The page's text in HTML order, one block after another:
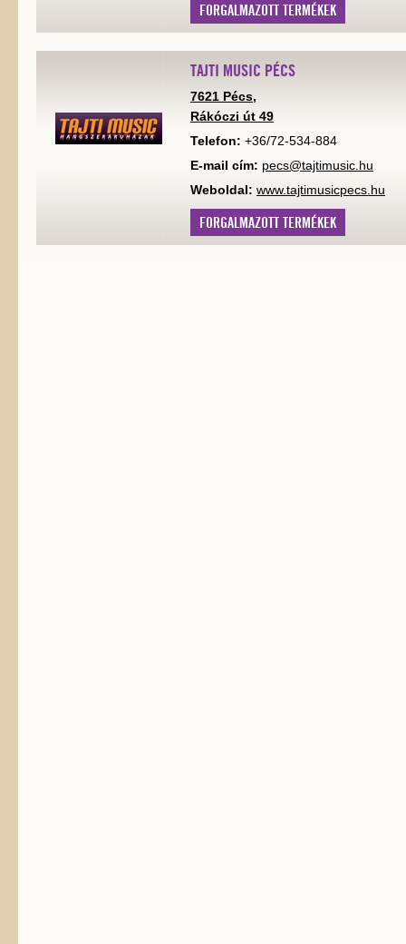
FORGALMAZOTT TERMÉKEK
TAJTI MUSIC PÉCS
7621 Pécs,
Rákóczi út 49
Telefon: +36/72-534-884
E-mail cím: pecs@tajtimusic.hu
Weboldal: www.tajtimusicpecs.hu
FORGALMAZOTT TERMÉKEK